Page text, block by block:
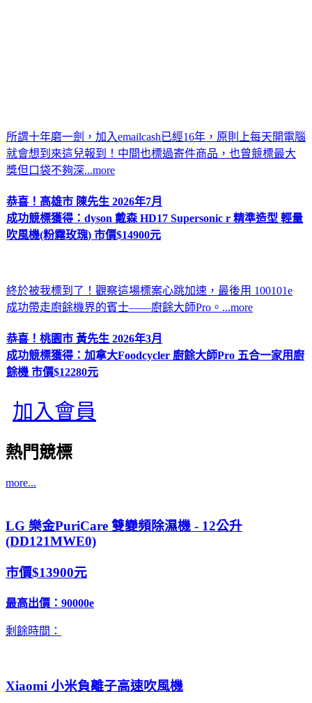
所謂十年磨一劍，加入emailcash已經16年，原則上每天開電腦
就會想到來這兒報到！中間也標過寄件商品，也曾競標最大
獎但口袋不夠深...more
恭喜！高雄市 陳先生 2026年7月
成功競標獲得： dyson 戴森 HD17 Supersonic r 精準造型 輕量
吹風機(粉霧玫瑰) 市價$14900元
終於被我標到了！觀察這場標案心跳加速，最後用 100101e
成功帶走廚餘機界的賓士——廚餘大師Pro。...more
恭喜！桃園市 黃先生 2026年3月
成功競標獲得： 加拿大Foodcycler 廚餘大師Pro 五合一家用廚
餘機 市價$12280元
加入會員
熱門競標
more...
LG 樂金PuriCare 雙變頻除濕機 - 12公升
(DD121MWE0)
市價$13900元
最高出價： 90000e
剩餘時間：
Xiaomi 小米負離子高速吹風機